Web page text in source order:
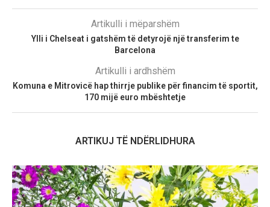
Artikulli i mëparshëm
Ylli i Chelseat i gatshëm të detyrojë një transferim te
Barcelona
Artikulli i ardhshëm
Komuna e Mitrovicë hap thirrje publike për financim të sportit,
170 mijë euro mbështetje
ARTIKUJ TË NDËRLIDHURA